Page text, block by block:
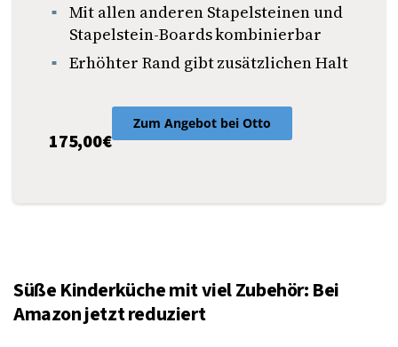
Mit allen anderen Stapelsteinen und
Stapelstein-Boards kombinierbar
Erhöhter Rand gibt zusätzlichen Halt
175,00€
Zum Angebot bei Otto
Süße Kinderküche mit viel Zubehör: Bei
Amazon jetzt reduziert